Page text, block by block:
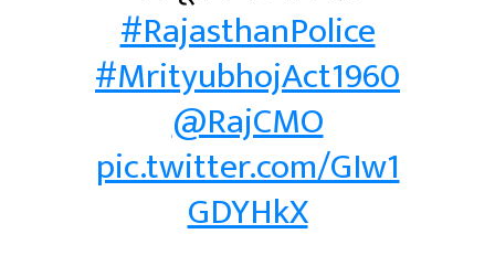
#RajasthanPolice
#MrityubhojAct1960
@RajCMO
pic.twitter.com/GIw1
GDYHkX